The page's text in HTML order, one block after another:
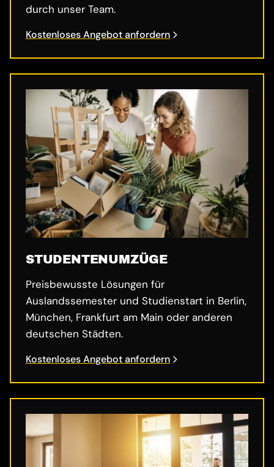
durch unser Team.
Kostenloses Angebot anfordern
STUDENTENUMZÜGE
Preisbewusste Lösungen für
Auslandssemester und Studienstart in Berlin,
München, Frankfurt am Main oder anderen
deutschen Städten.
Kostenloses Angebot anfordern